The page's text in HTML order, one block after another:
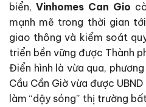
biển, Vinhomes Can Gio
mạnh mẽ trong thời gian
giao thông và kiểm soát
triển bền vững được Thành
Điển hình là vừa qua,
Cầu Cần Giờ vừa được
làm “dậy sóng” thị trường